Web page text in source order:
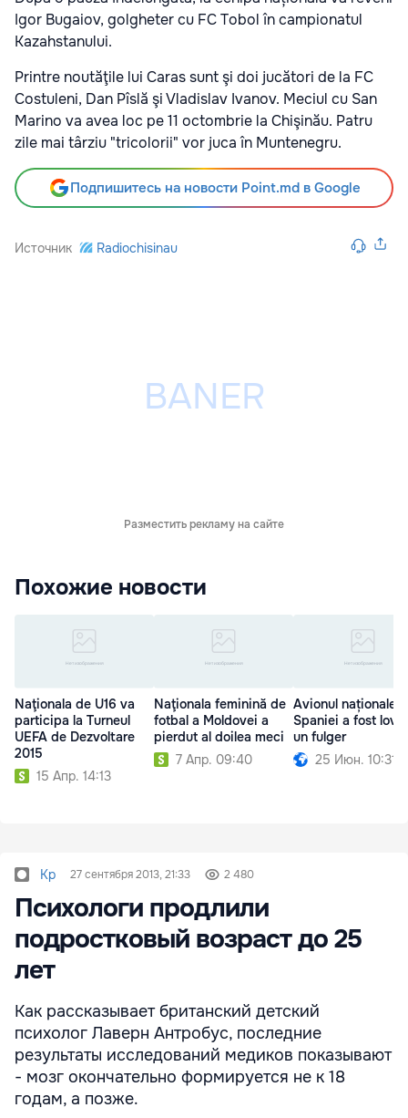
Igor Bugaiov, golgheter cu FC Tobol în campionatul
Kazahstanului.
Printre noutăţile lui Caras sunt şi doi jucători de la FC
Costuleni, Dan Pîslă şi Vladislav Ivanov. Meciul cu San
Marino va avea loc pe 11 octombrie la Chişinău. Patru
zile mai târziu "tricolorii" vor juca în Muntenegru.
Подпишитесь на новости Point.md в Google
Источник Radiochisinau
Разместить рекламу на сайте
Похожие новости
Naţionala de U16 va
participa la Turneul
UEFA de Dezvoltare
2015
15 Апр. 14:13
Naţionala feminină de
fotbal a Moldovei a
pierdut al doilea meci
7 Апр. 09:40
Avionul naționalei
Spaniei a fost
un fulger
25 Июн. 10:31
Kp 27 сентября 2013, 21:33 2 480
Психологи продлили
подростковый возраст до 25
лет
Как рассказывает британский детский
психолог Лаверн Антробус, последние
результаты исследований медиков показывают
- мозг окончательно формируется не к 18
годам, а позже.